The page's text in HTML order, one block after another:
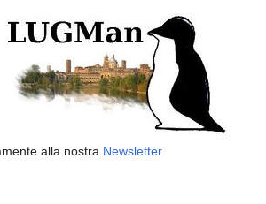
alla nostra Newsletter